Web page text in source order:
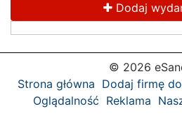
Dodaj
© 2026
Strona główna Dodaj firmę
Oglądalność Reklama